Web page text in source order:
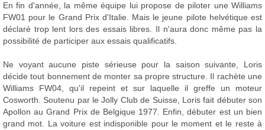
En fin d'année, la même équipe lui propose de piloter une Williams
FW01 pour le Grand Prix d'Italie. Mais le jeune pilote helvétique est
déclaré trop lent lors des essais libres. Il n'aura donc même pas la
possibilité de participer aux essais qualificatifs.
Ne voyant aucune piste sérieuse pour la saison suivante, Loris
décide tout bonnement de monter sa propre structure. Il rachète une
Williams FW04, qu'il repeint et sur laquelle il greffe un moteur
Cosworth. Soutenu par le Jolly Club de Suisse, Loris fait débuter son
Apollon au Grand Prix de Belgique 1977. Enfin, débuter est un bien
grand mot. La voiture est indisponible pour le moment et le reste à